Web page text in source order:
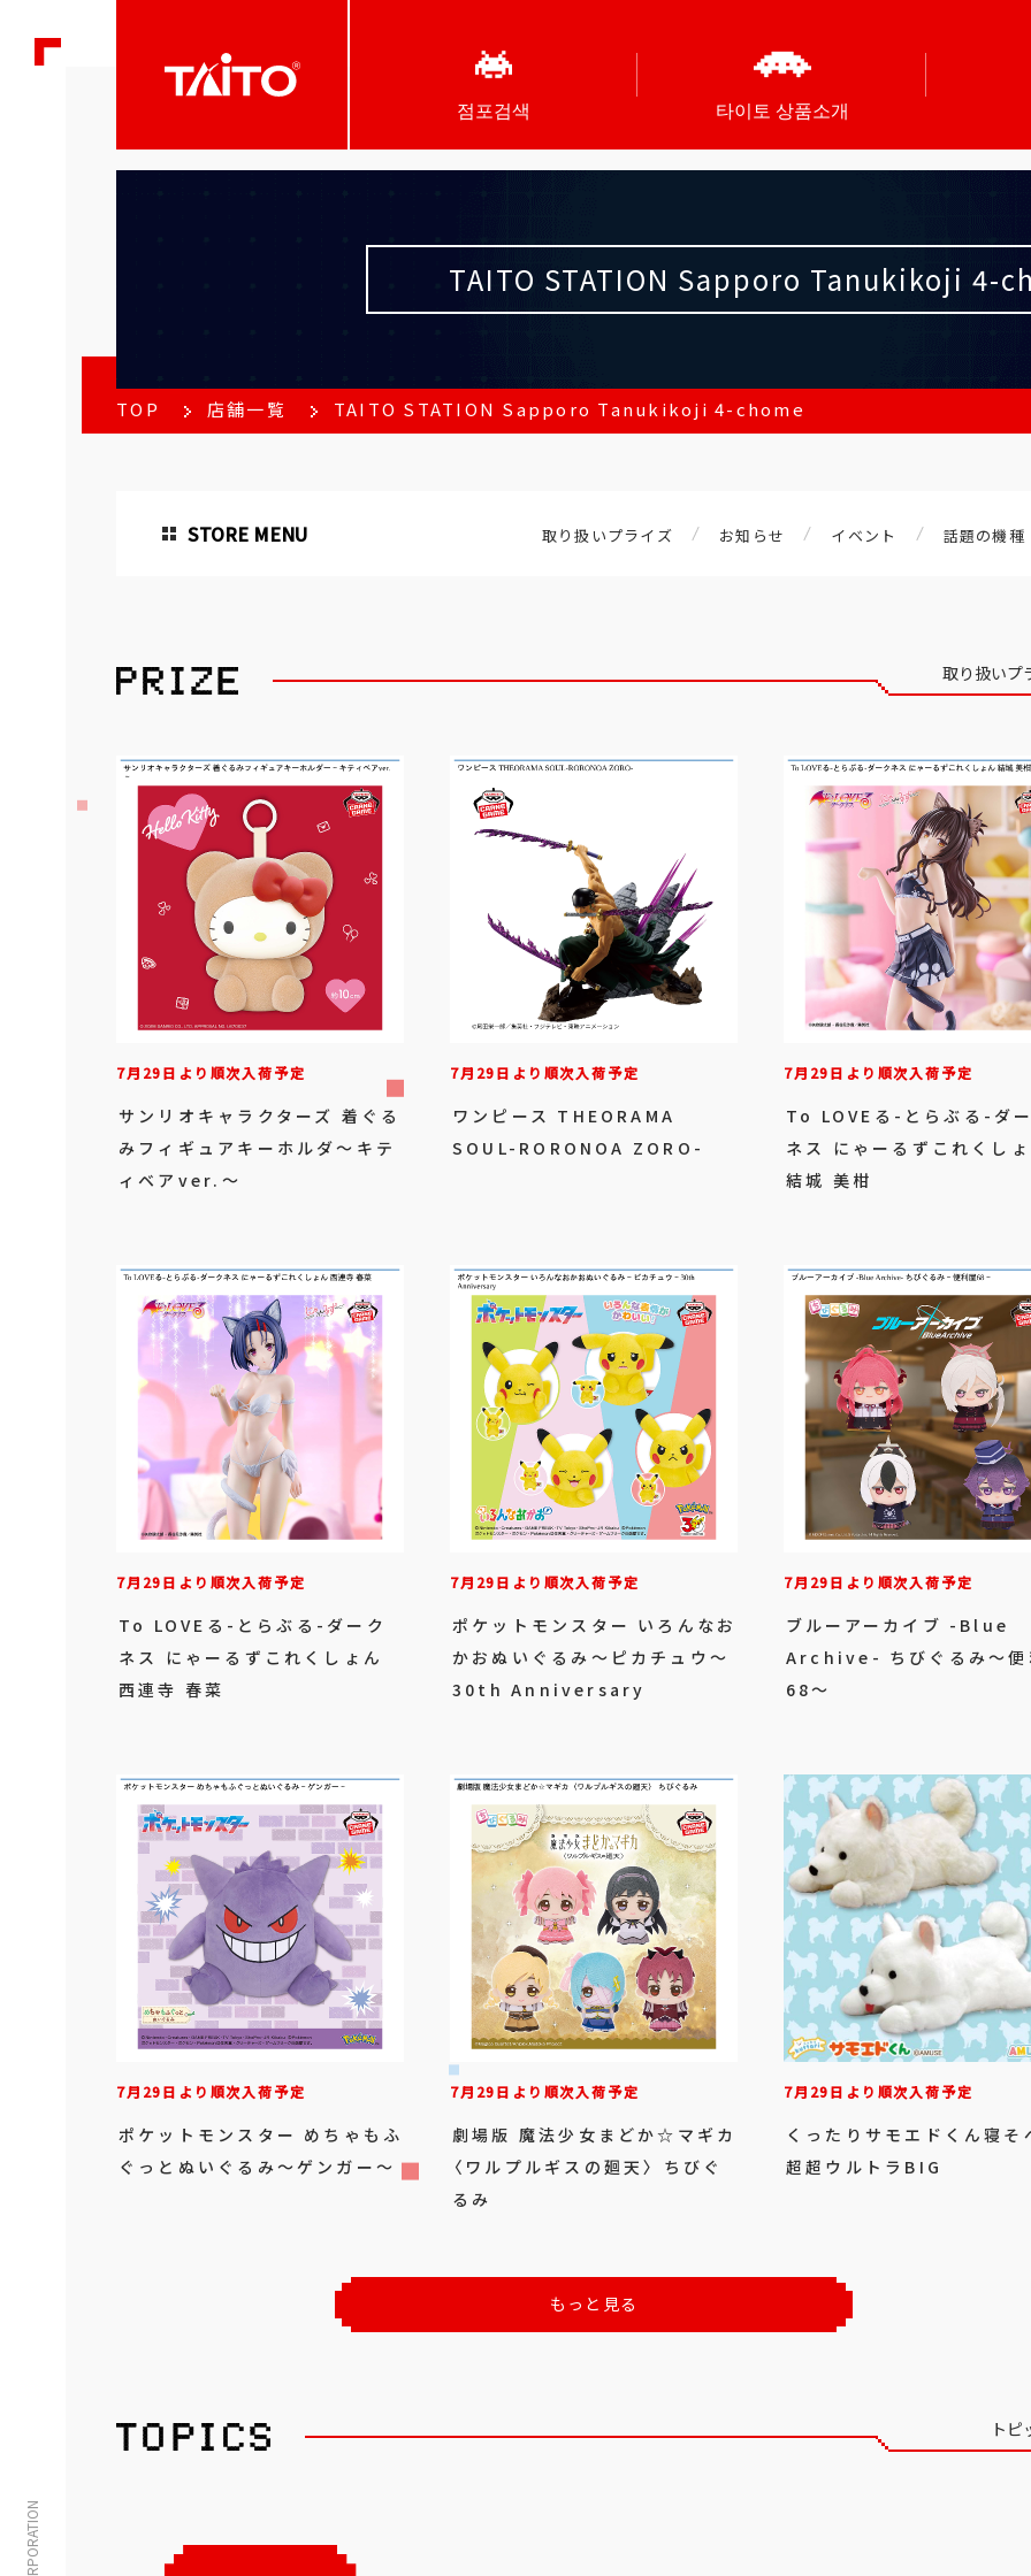
점포검색 타이토 상품소개
TAITO STATION Sapporo Tanukikoji 4-
TOP 店舗一覧 TAITO STATION Sapporo Tanukikoji 4-chome
STORE MENU 取り扱いプライズ お知らせ イベント 話題の機種
取り扱いプ
7月29日より順次入荷予定
サンリオキャラクターズ 着ぐる
みフィギュアキーホルダ～キテ
ィベアver.～
7月29日より順次入荷予定
ワンピース THEORAMA
SOUL-RORONOA ZORO-
7月29日より順次入荷予定
To LOVEる-とらぶる-ダ
ネス にゃーるずこれくし
結城 美柑
7月29日より順次入荷予定
To LOVEる-とらぶる-ダーク
ネス にゃーるずこれくしょん
西連寺 春菜
7月29日より順次入荷予定
ポケットモンスター いろんなお
かおぬいぐるみ～ピカチュウ～
30th Anniversary
7月29日より順次入荷予定
ブルーアーカイブ -Blue
Archive- ちびぐるみ～便
68～
7月29日より順次入荷予定
ポケットモンスター めちゃもふ
ぐっとぬいぐるみ～ゲンガー～
7月29日より順次入荷予定
劇場版 魔法少女まどか☆マギカ
〈ワルプルギスの廻天〉 ちびぐ
るみ
7月29日より順次入荷予定
くったりサモエドくん寝そ
超超ウルトラBIG
もっと見る
トピ